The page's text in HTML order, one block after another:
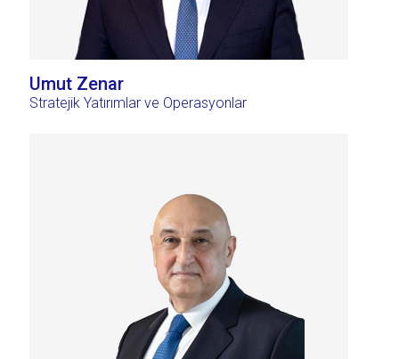
Umut Zenar
Stratejik Yatırımlar ve Operasyonlar